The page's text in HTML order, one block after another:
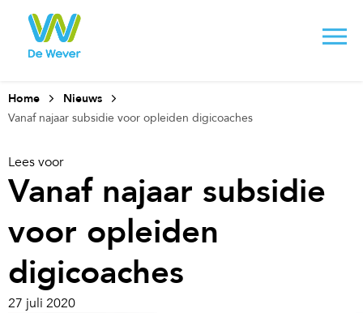
Home
Nieuws
Vanaf najaar subsidie voor opleiden digicoaches
Lees voor
Vanaf najaar subsidie
voor opleiden
digicoaches
27 juli 2020